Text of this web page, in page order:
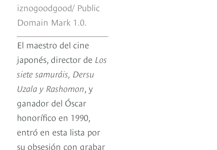
iznogoodgood/ Public
Domain Mark 1.0.
El maestro del cine
japonés, director de Los
siete samuráis, Dersu
Uzala y Rashomon , y
ganador del Óscar
honorífico en 1990,
entró en esta lista por
su obsesión con grabar